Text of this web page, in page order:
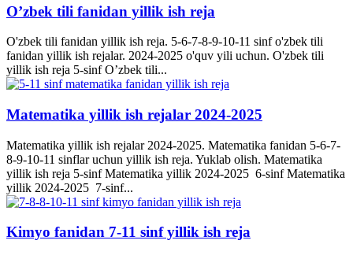
O’zbek tili fanidan yillik ish reja
O'zbek tili fanidan yillik ish reja. 5-6-7-8-9-10-11 sinf o'zbek tili
fanidan yillik ish rejalar. 2024-2025 o'quv yili uchun. O'zbek tili
yillik ish reja 5-sinf O’zbek tili...
Matematika yillik ish rejalar 2024-2025
Matematika yillik ish rejalar 2024-2025. Matematika fanidan 5-6-7-
8-9-10-11 sinflar uchun yillik ish reja. Yuklab olish. Matematika
yillik ish reja 5-sinf Matematika yillik 2024-2025 6-sinf Matematika
yillik 2024-2025 7-sinf...
Kimyo fanidan 7-11 sinf yillik ish reja